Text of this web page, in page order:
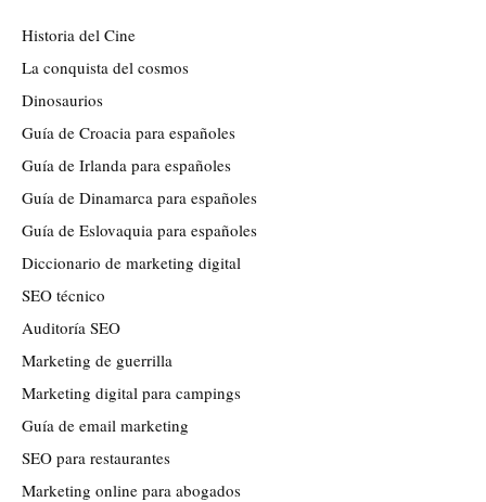
Historia del Cine
La conquista del cosmos
Dinosaurios
Guía de Croacia para españoles
Guía de Irlanda para españoles
Guía de Dinamarca para españoles
Guía de Eslovaquia para españoles
Diccionario de marketing digital
SEO técnico
Auditoría SEO
Marketing de guerrilla
Marketing digital para campings
Guía de email marketing
SEO para restaurantes
Marketing online para abogados